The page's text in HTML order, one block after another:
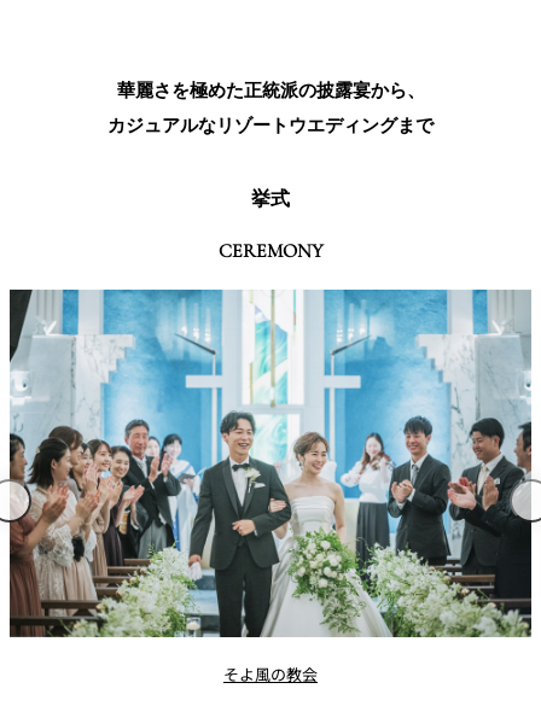
華麗さを極めた正統派の披露宴から、
カジュアルなリゾートウエディングまで
挙式
CEREMONY
ブライトフォールズチャペル